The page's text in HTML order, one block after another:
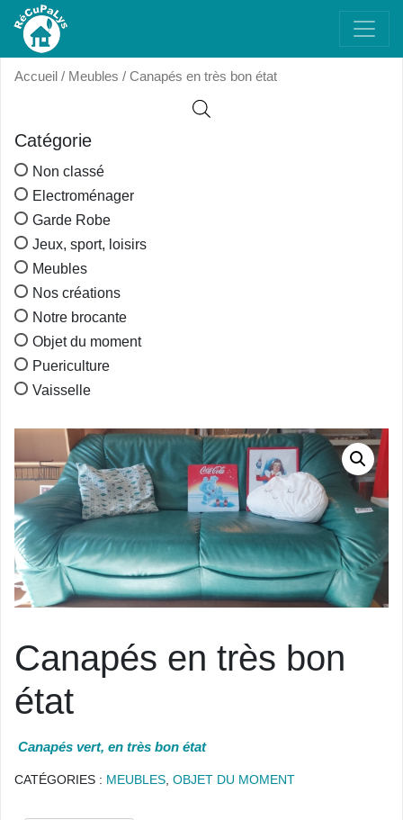
Accueil / Meubles / Canapés en très bon état
Catégorie
Non classé
Electroménager
Garde Robe
Jeux, sport, loisirs
Meubles
Nos créations
Notre brocante
Objet du moment
Puericulture
Vaisselle
Canapés en très bon
état
Canapés vert, en très bon état
CATÉGORIES : MEUBLES OBJET DU MOMENT